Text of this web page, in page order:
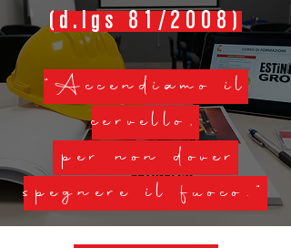
(d.lgs 81/2008)
"Accendiamo il
cervello,
per non dover
spegnere il fuoco."